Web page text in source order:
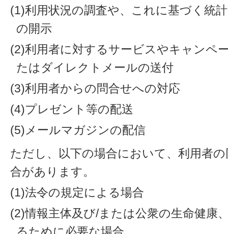
(1)利用状況の調査や、これに基づく統
の開示
(2)利用者に対するサービスやキャンペ
たはダイレクトメールの送付
(3)利用者からの問合せへの対応
(4)プレゼント等の配送
(5)メールマガジンの配信
ただし、以下の場合において、利用者
合があります。
(1)法令の規定による場合
(2)情報主体及び/または公衆の生命健康